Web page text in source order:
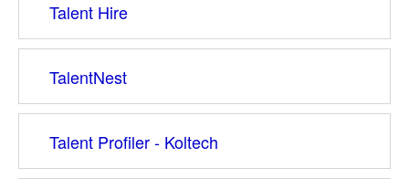
Talent Hire
TalentNest
Talent Profiler - Koltech